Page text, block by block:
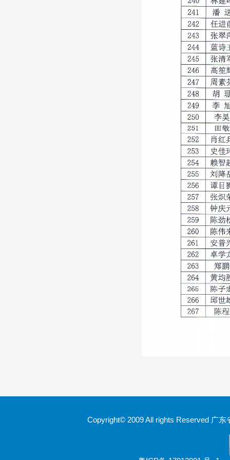
Copyright© 2009 All rights Reserved 广